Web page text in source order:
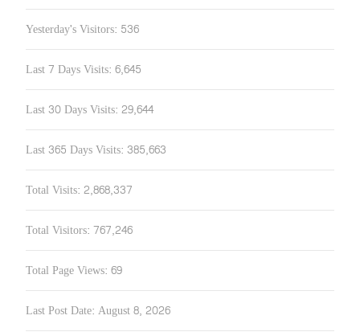
Yesterday's Visitors: 536
Last 7 Days Visits: 6,645
Last 30 Days Visits: 29,644
Last 365 Days Visits: 385,663
Total Visits: 2,868,337
Total Visitors: 767,246
Total Page Views: 69
Last Post Date: August 8, 2026